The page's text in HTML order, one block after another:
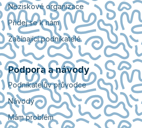
Neziskové organizace
Přidej se k nám
Začínající podnikatelé
Podpora a návody
Podnikatelův průvodce
Návody
Mám problém